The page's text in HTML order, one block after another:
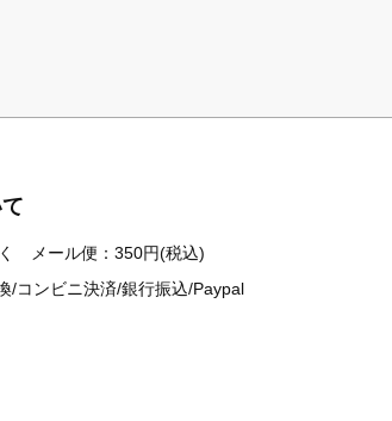
メール便：350円(税込)
/コンビニ決済/銀行振込/Paypal